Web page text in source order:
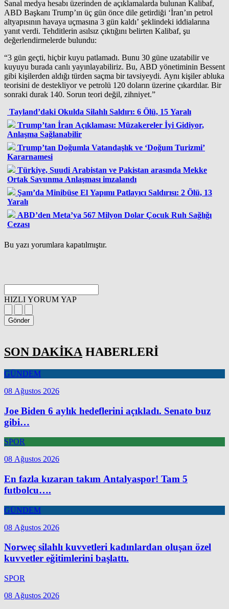
Sanal medya hesabı üzerinden de açıklamalarda bulunan Kalibaf,
ABD Başkanı Trump’ın üç gün önce dile getirdiği ‘İran’ın petrol
altyapısının havaya uçmasına 3 gün kaldı’ şeklindeki iddialarına
yanıt verdi. Tehditlerin asılsız çıktığını belirten Kalibaf, şu
değerlendirmelerde bulundu:
“3 gün geçti, hiçbir kuyu patlamadı. Bunu 30 güne uzatabilir ve
kuyuyu burada canlı yayınlayabiliriz. Bu, ABD yönetiminin Bessent
gibi kişilerden aldığı türden saçma bir tavsiyeydi. Aynı kişiler abluka
teorisini de destekliyor ve petrolü 120 doların üzerine çıkardılar. Bir
sonraki durak 140. Sorun teori değil, zihniyet.”
Tayland’daki Okulda Silahlı Saldırı: 6 Ölü, 15 Yaralı
Trump’tan İran Açıklaması: Müzakereler İyi Gidiyor,
Anlaşma Sağlanabilir
Trump’tan Doğumla Vatandaşlık ve ‘Doğum Turizmi’
Kararnamesi
Türkiye, Suudi Arabistan ve Pakistan arasında Mekke
Ortak Savunma Anlaşması imzalandı
Şam’da Minibüse El Yapımı Patlayıcı Saldırısı: 2 Ölü, 13
Yaralı
ABD’den Meta’ya 567 Milyon Dolar Çocuk Ruh Sağlığı
Cezası
Bu yazı yorumlara kapatılmıştır.
HIZLI YORUM YAP
Gönder
SON DAKİKA HABERLERİ
GÜNDEM
08 Ağustos 2026
Joe Biden 6 aylık hedeflerini açıkladı. Senato buz
gibi…
SPOR
08 Ağustos 2026
En fazla kızaran takım Antalyaspor! Tam 5
futbolcu….
GÜNDEM
08 Ağustos 2026
Norweç silahlı kuvvetleri kadınlardan oluşan özel
kuvvetler eğitimlerini başlattı.
SPOR
08 Ağustos 2026